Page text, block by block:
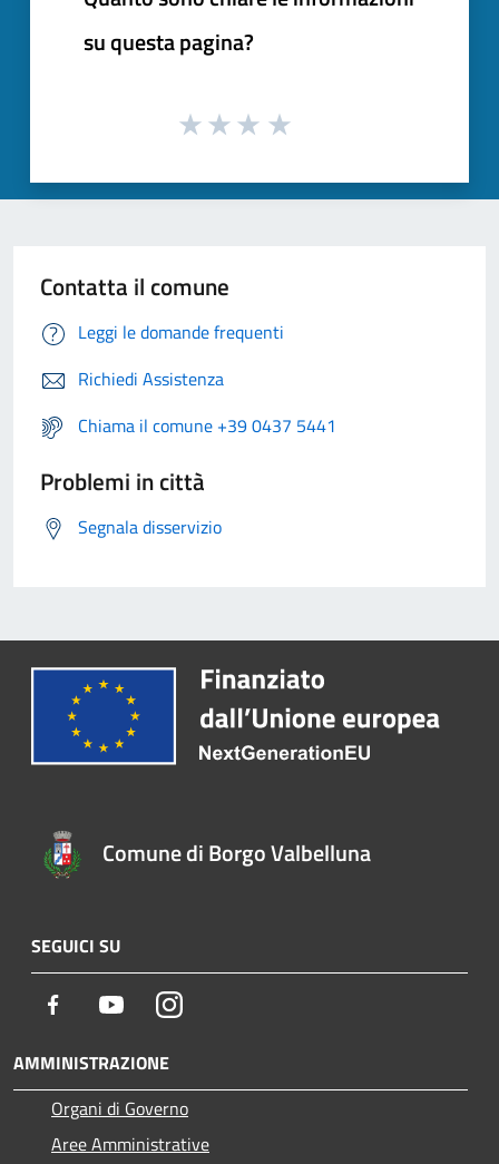
su questa pagina?
Contatta il comune
Leggi le domande frequenti
Richiedi Assistenza
Chiama il comune +39 0437 5441
Problemi in città
Segnala disservizio
Comune di Borgo Valbelluna
SEGUICI SU
Facebook YoutubeInstagram
AMMINISTRAZIONE
Organi di Governo
Aree Amministrative